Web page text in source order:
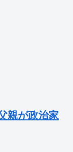
親が政治家